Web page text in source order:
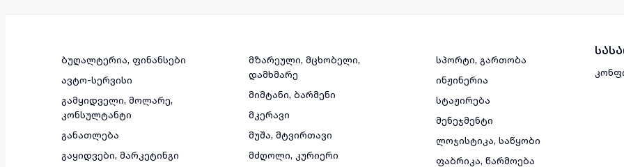
ბუღალტერია, ფინანსები
ავტო-სერვისი
გამყიდველი, მოლარე,
კონსულტანტი
განათლება
გაყიდვები, მარკეტინგი
მზარეული, მცხობელი,
დამხმარე
მიმტანი, ბარმენი
მკერავი
მუშა, მტვირთავი
მძღოლი, კურიერი
სპორტი, გართობა
ინჟინერია
სტაჟირება
მენეჯმენტი
ლოჯისტიკა, საწყობი
ფაბრიკა, წარმოება